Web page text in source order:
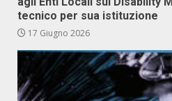
tecnico per sua istituzione
17 Giugno 2026